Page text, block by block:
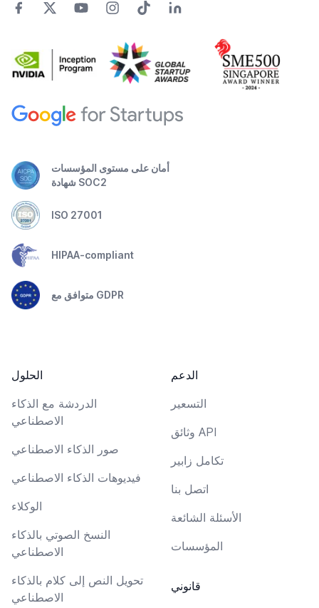
أمان على مستوى المؤسسات
شهادة SOC2
ISO 27001
HIPAA-compliant
متوافق مع GDPR
الحلول
الدردشة مع الذكاء
الاصطناعي
صور الذكاء الاصطناعي
فيديوهات الذكاء الاصطناعي
الوكلاء
النسخ الصوتي بالذكاء
الاصطناعي
تحويل النص إلى كلام بالذكاء
الاصطناعي
الدعم
التسعير
وثائق API
تكامل زابير
اتصل بنا
الأسئلة الشائعة
المؤسسات
قانوني